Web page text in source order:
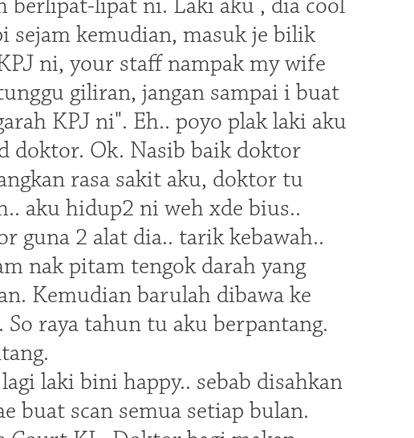
berlipat-lipat ni. Laki aku , dia cool
sejam kemudian, masuk je bilik
ni, your staff nampak my wife
giliran, jangan sampai i buat
KPJ ni". Eh.. poyo plak laki aku
doktor. Ok. Nasib baik doktor
rasa sakit aku, doktor tu
aku hidup2 ni weh xde bius..
guna 2 alat dia.. tarik kebawah..
nak pitam tengok darah yang
Kemudian barulah dibawa ke
raya tahun tu aku berpantang.
laki bini happy.. sebab disahkan
buat scan semua setiap bulan.